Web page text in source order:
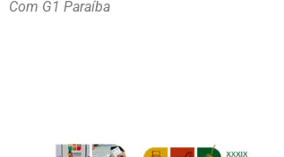
Com G1 Paraíba